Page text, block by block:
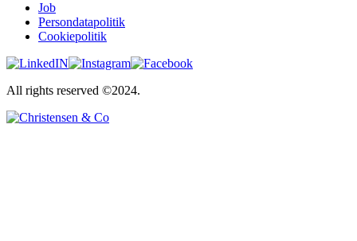
Job
Persondatapolitik
Cookiepolitik
All rights reserved ©2024.